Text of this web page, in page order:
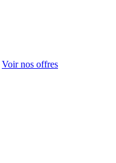
Voir nos offres